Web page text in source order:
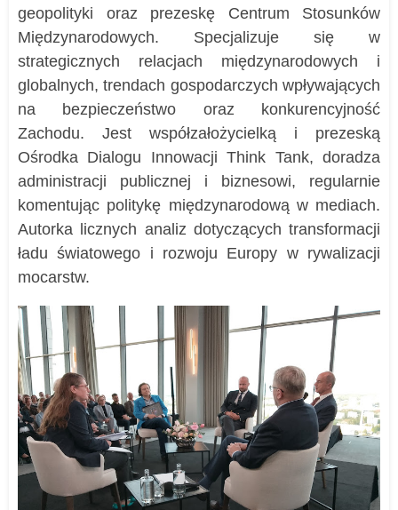
geopolityki oraz prezeskę Centrum Stosunków
Międzynarodowych. Specjalizuje się w
strategicznych relacjach międzynarodowych i
globalnych, trendach gospodarczych wpływających
na bezpieczeństwo oraz konkurencyjność
Zachodu. Jest współzałożycielką i prezeską
Ośrodka Dialogu Innowacji Think Tank, doradza
administracji publicznej i biznesowi, regularnie
komentując politykę międzynarodową w mediach.
Autorka licznych analiz dotyczących transformacji
ładu światowego i rozwoju Europy w rywalizacji
mocarstw.